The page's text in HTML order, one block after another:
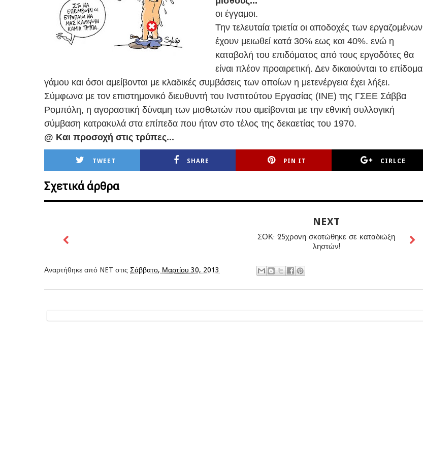
οι έγγαμοι.
Την τελευταία τριετία οι αποδοχές των εργαζομένων
έχουν μειωθεί κατά 30% εως και 40%. ενώ η
καταβολή του επιδόματος από τους εργοδότες θα
είναι πλέον προαιρετική. Δεν δικαιούνται το επίδομα
γάμου και όσοι αμείβονται με κλαδικές συμβάσεις των οποίων η μετενέργεια έχει λήξει.
Σύμφωνα με τον επιστημονικό διευθυντή του Ινστιτούτου Εργασίας (ΙΝΕ) της ΓΣΕΕ Σάββα
Ρομπόλη, η αγοραστική δύναμη των μισθωτών που αμείβονται με την εθνική συλλογική
σύμβαση κατρακυλά στα επίπεδα που ήταν στο τέλος της δεκαετίας του 1970.
@ Και προσοχή στις τρύπες...
TWEET SHARE PIN IT CIRLCE
Σχετικά άρθρα
NEXT
ΣΟΚ: 25χρονη σκοτώθηκε σε καταδιώξη
ληστών!
Αναρτήθηκε από NET στις Σάββατο, Μαρτίου 30, 2013